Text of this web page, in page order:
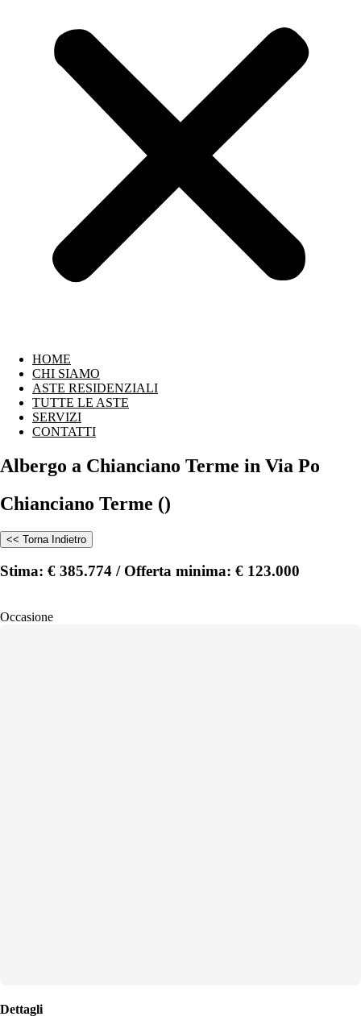
HOME
CHI SIAMO
ASTE RESIDENZIALI
TUTTE LE ASTE
SERVIZI
CONTATTI
Albergo a Chianciano Terme in Via Po
Chianciano Terme ()
<< Torna Indietro
Stima: € 385.774 / Offerta minima: € 123.000
Occasione
Dettagli